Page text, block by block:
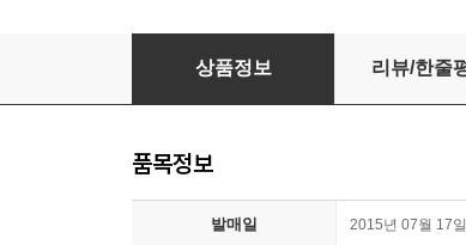
Eddie Cochran - Complete Releases
상품정보 리뷰/한줄
품목정보
발매일 2015년 07월 17일